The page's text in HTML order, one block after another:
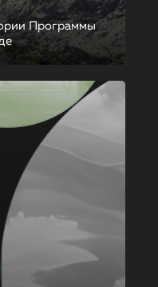
Программы